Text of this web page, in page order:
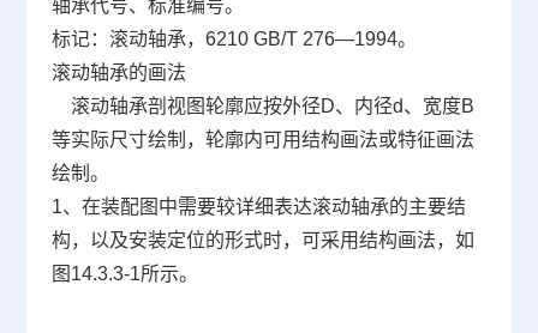
轴承代号、标准编号。
标记：滚动轴承，6210 GB/T 276—1994。
滚动轴承的画法
滚动轴承剖视图轮廓应按外径D、内径d、宽度B
等实际尺寸绘制，轮廓内可用结构画法或特征画法
绘制。
1、在装配图中需要较详细表达滚动轴承的主要结
构，以及安装定位的形式时，可采用结构画法，如
图14.3.3-1所示。